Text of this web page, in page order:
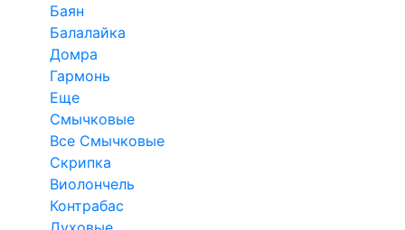
Баян
Балалайка
Домра
Гармонь
Еще
Смычковые
Все Смычковые
Скрипка
Виолончель
Контрабас